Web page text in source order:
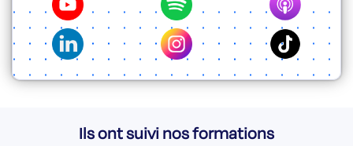
Ils ont suivi nos formations